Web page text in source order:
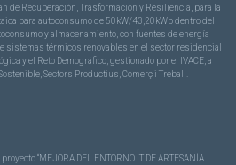
de Recuperación, Trasformación y Resiliencia, para la
para autoconsumo de 50kW/43,20kWp dentro del
y almacenamiento, con fuentes de energía
sistemas térmicos renovables en el sector residencial
y el Reto Demográfico, gestionado por el IVACE, a
Sectors Productius, Comerç i Treball.
“MEJORA DEL ENTORNO IT DE ARTESANÍA